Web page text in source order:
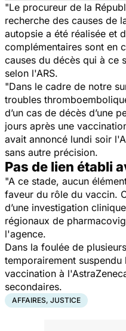
"Le procureur de la
recherche des causes de
autopsie a été réalisée et
complémentaires sont en
causes du décès qui à ce
selon l'ARS.
"Dans le cadre de notre
troubles
d’un cas de décès d’une
jours après une
avait annoncé lundi soir
sans autre précision.
Pas de lien établi
"A ce stade, aucun
faveur du rôle du vaccin.
d’une investigation
régionaux de
l'agence.
Dans la foulée de
temporairement suspendu
vaccination à
secondaires.
AFFAIRES, JUSTICE